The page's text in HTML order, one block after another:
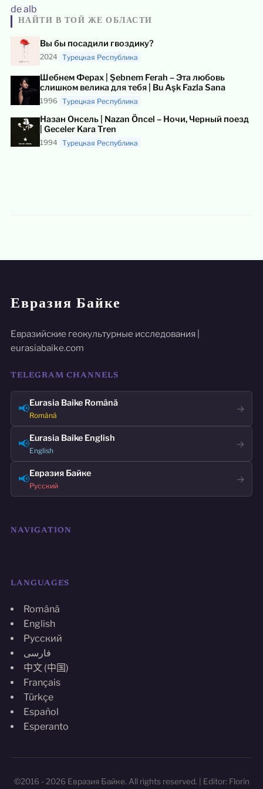
НАЙТИ В ТОЙ ЖЕ ОБЛАСТИ
Вы бы посадили гвоздику?
2024 Турецкая Республика
Шебнем Ферах | Şebnem Ferah – Эта любовь
слишком велика для тебя | Bu Aşk Fazla Sana
1996 Турецкая Республика
Назан Онсель | Nazan Öncel – Ночи, Черный поезд
| Geceler Kara Tren
1994 Турецкая Республика
Евразия Байке
Евразийские геокультурные исследования |
eurasiabaike.com
TELEGRAM CHANNELS
📢Eurasia Baike Română
Română
→
📢Eurasia Baike English
English
→
📢Евразия Байке
Русский
→
NAVIGATION
LANGUAGES
Română
English
Русский
فارسی
中文 (中国)
Français
Türkçe
Español
Esperanto
©2016 - 2026 Евразия Байке. All rights reserved. | Editor: Florin